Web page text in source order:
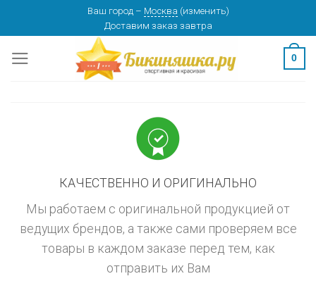
content
Ваш город – Москва (изменить)
Доставим заказ завтра
0
КАЧЕСТВЕННО И ОРИГИНАЛЬНО
Мы работаем с оригинальной продукцией от
ведущих брендов, а также сами проверяем все
товары в каждом заказе перед тем, как
отправить их Вам
изменить